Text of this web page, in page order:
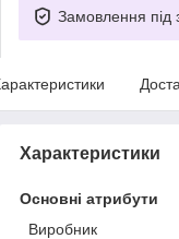
Замовлення під
Характеристики
Основні атрибути
Виробник